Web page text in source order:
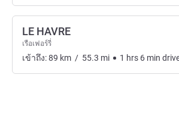
LE HAVRE
เรือเฟอร์รี่
เข้าถึง:89 km / 55.3 mi 1 hrs 6 min